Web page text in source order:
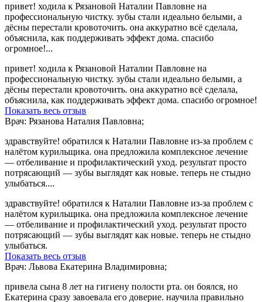
привет! ходила к Рязановой Наталии Павловне на
профессиональную чистку. зубы стали идеально белыми, а
дёсны перестали кровоточить. она аккуратно всё сделала,
объяснила, как поддерживать эффект дома. спасибо
огромное!...
привет! ходила к Рязановой Наталии Павловне на
профессиональную чистку. зубы стали идеально белыми, а
дёсны перестали кровоточить. она аккуратно всё сделала,
объяснила, как поддерживать эффект дома. спасибо огромное!
Показать весь отзыв
Врач: Рязанова Наталия Павловна;
здравствуйте! обратился к Наталии Павловне из-за проблем с
налётом курильщика. она предложила комплексное лечение
— отбеливание и профилактический уход. результат просто
потрясающий — зубы выглядят как новые. теперь не стыдно
улыбаться....
здравствуйте! обратился к Наталии Павловне из-за проблем с
налётом курильщика. она предложила комплексное лечение
— отбеливание и профилактический уход. результат просто
потрясающий — зубы выглядят как новые. теперь не стыдно
улыбаться.
Показать весь отзыв
Врач: Львова Екатерина Владимировна;
привела сына 8 лет на гигиену полости рта. он боялся, но
Екатерина сразу завоевала его доверие. научила правильно